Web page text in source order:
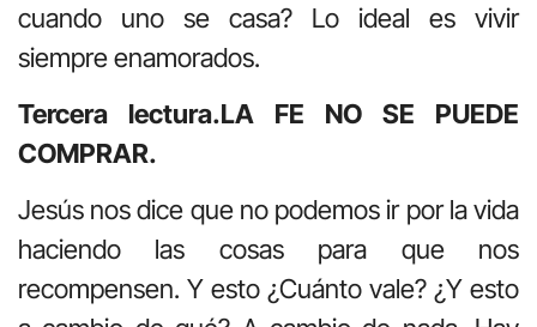
cuando uno se casa? Lo ideal es vivir
siempre enamorados.
Tercera lectura.LA FE NO SE PUEDE
COMPRAR.
Jesús nos dice que no podemos ir por la vida
haciendo las cosas para que nos
recompensen. Y esto ¿Cuánto vale? ¿Y esto